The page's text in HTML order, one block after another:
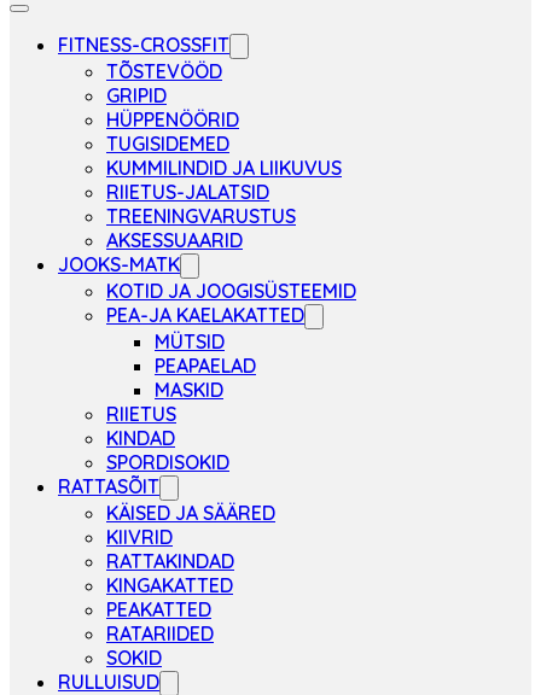
FITNESS-CROSSFIT
TÕSTEVÖÖD
GRIPID
HÜPPENÖÖRID
TUGISIDEMED
KUMMILINDID JA LIIKUVUS
RIIETUS-JALATSID
TREENINGVARUSTUS
AKSESSUAARID
JOOKS-MATK
KOTID JA JOOGISÜSTEEMID
PEA-JA KAELAKATTED
MÜTSID
PEAPAELAD
MASKID
RIIETUS
KINDAD
SPORDISOKID
RATTASÕIT
KÄISED JA SÄÄRED
KIIVRID
RATTAKINDAD
KINGAKATTED
PEAKATTED
RATARIIDED
SOKID
RULLUISUD